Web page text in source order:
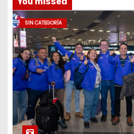
SIN CATEGORÍA